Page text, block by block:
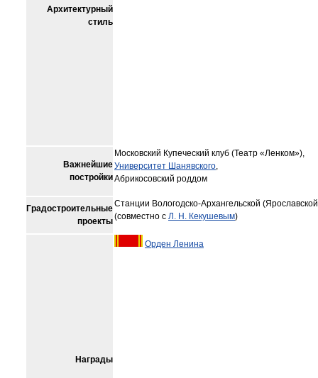
Архитектурный
стиль
Важнейшие
постройки
Московский Купеческий клуб (Театр «Ленком»),
Университет Шанявского,
Абрикосовский роддом
Градостроительные
проекты
Станции Вологодско-Архангельской
(совместно с Л. Н. Кекушевым)
Награды
Орден Ленина